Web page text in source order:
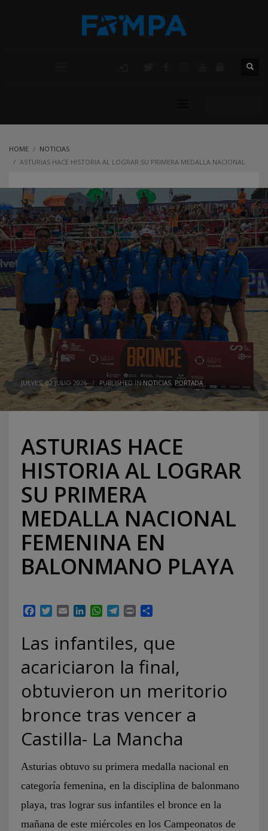
HOME
NOTICIAS
ASTURIAS HACE HISTORIA AL LOGRAR SU PRIMERA MEDALLA NACIONAL
JUEVES, 02 JULIO 2026 / PUBLISHED INNOTICIAS, PORTADA
ASTURIAS HACE
HISTORIA AL LOGRAR
SU PRIMERA
MEDALLA NACIONAL
FEMENINA EN
BALONMANO PLAYA
Facebook
TwitterEmailLinkedInWhatsApp
Telegram
Print
Las infantiles, que
acariciaron la final,
obtuvieron un meritorio
bronce tras vencer a
Castilla- La Mancha
Asturias obtuvo su primera medalla nacional en
categoría femenina, en la disciplina de balonmano
playa, tras lograr sus infantiles el bronce en la
mañana de este miércoles en los Campeonatos de